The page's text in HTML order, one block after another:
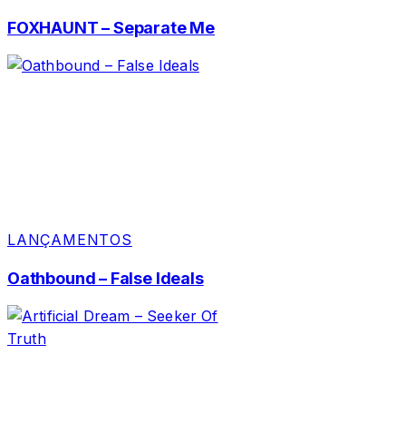
FOXHAUNT – Separate Me
LANÇAMENTOS
Oathbound – False Ideals